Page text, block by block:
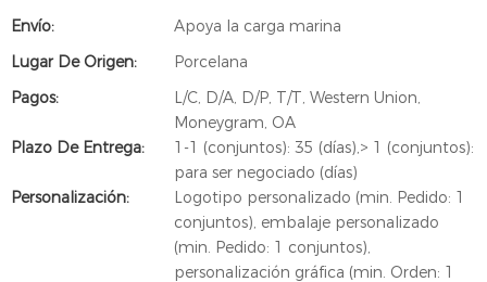
Envío:
Apoya la carga marina
Lugar De Origen:
Porcelana
Pagos:
L/C, D/A, D/P, T/T, Western Union,
Moneygram, OA
Plazo De Entrega:
1-1 (conjuntos): 35 (días),> 1 (conjuntos):
para ser negociado (días)
Personalización:
Logotipo personalizado (min. Pedido: 1
conjuntos), embalaje personalizado
(min. Pedido: 1 conjuntos),
personalización gráfica (min. Orden: 1